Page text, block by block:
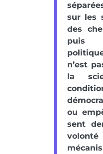
sur les
des
puis
n’est
la
ou
sent